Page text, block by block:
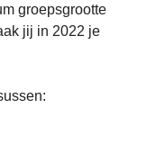
groepsgrootte
jij in 2022 je